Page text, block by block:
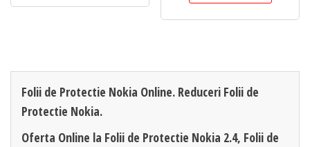
Folii de Protectie Nokia Online. Reduceri Folii de
Protectie Nokia.
Oferta Online la Folii de Protectie Nokia 2.4, Folii de